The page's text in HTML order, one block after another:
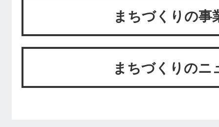
まちづくりの事
まちづくりのニ